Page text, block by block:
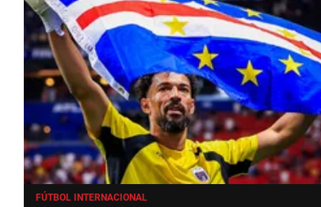
FÚTBOL INTERNACIONAL